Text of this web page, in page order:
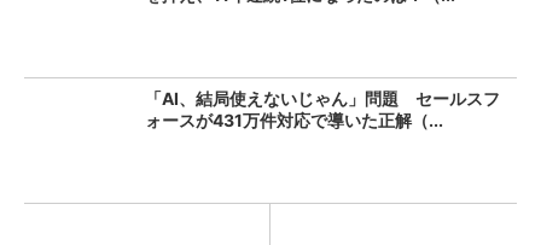
「AI、結局使えないじゃん」問題 セールスフ
ォースが431万件対応で導いた正解（...